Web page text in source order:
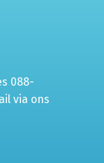
088-
via ons